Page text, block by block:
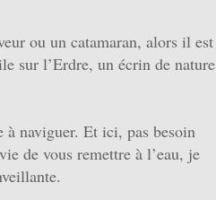
ou un catamaran, alors il est
sur l’Erdre, un écrin de nature
à naviguer. Et ici, pas besoin
de vous remettre à l’eau, je